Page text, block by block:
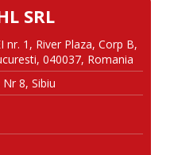
SRL
nr. 1, River Plaza, Corp B,
040037, Romania
8, Sibiu